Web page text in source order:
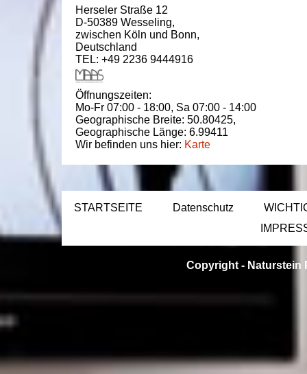
Herseler Straße 12
D-50389 Wesseling,
zwischen Köln und Bonn,
Deutschland
TEL: +49 2236 9444916
Öffnungszeiten:
Mo-Fr 07:00 - 18:00, Sa 07:00 - 14:00
Geographische Breite: 50.80425,
Geographische Länge: 6.99411
Wir befinden uns hier: Karte
STARTSEITE Datenschutz
Copyright - Naturstein